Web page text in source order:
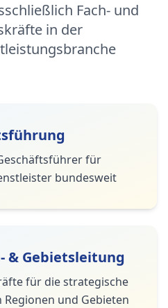
Fach- und
in der
für
bundesweit
& Gebietsleitung
für die strategische
Regionen und Gebieten